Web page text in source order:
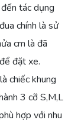
tác dụng
chính là sử
cm là đã
đặt xe.
chiếc khung
3 cỡ S,M,L
hợp với nhu